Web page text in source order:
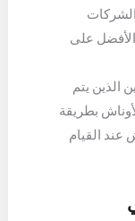
الشركات
على
الذين يتم
بطريقة
القيام